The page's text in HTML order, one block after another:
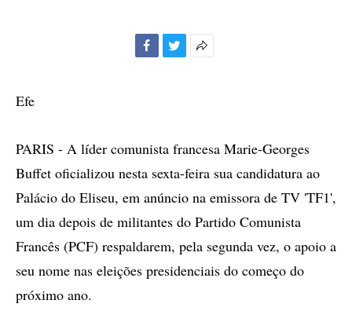
Efe
PARIS - A líder comunista francesa Marie-Georges
Buffet oficializou nesta sexta-feira sua candidatura ao
Palácio do Eliseu, em anúncio na emissora de TV 'TF1',
um dia depois de militantes do Partido Comunista
Francês (PCF) respaldarem, pela segunda vez, o apoio a
seu nome nas eleições presidenciais do começo do
próximo ano.